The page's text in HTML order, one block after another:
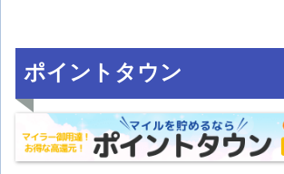
ポイントタウン